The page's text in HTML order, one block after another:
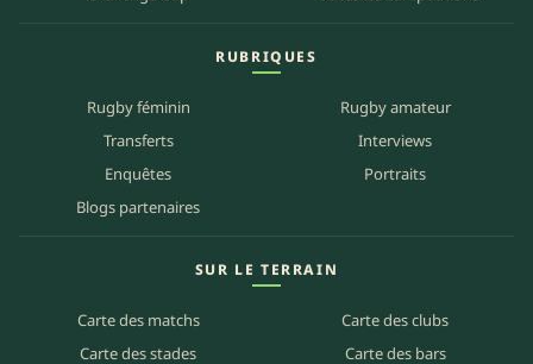
RUBRIQUES
Rugby féminin
Rugby amateur
Transferts
Interviews
Enquêtes
Portraits
Blogs partenaires
SUR LE TERRAIN
Carte des matchs
Carte des clubs
Carte des stades
Carte des bars